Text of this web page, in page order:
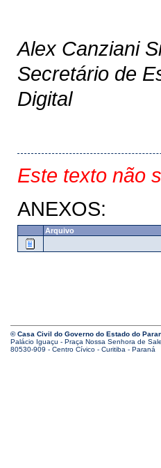
Alex Canziani
Secretário de
Digital
Este texto não
ANEXOS:
Arquivo
© Casa Civil do Governo do Estado do
Palácio Iguaçu - Praça Nossa Senhora de
80530-909 - Centro Cívico - Curitiba - Paraná